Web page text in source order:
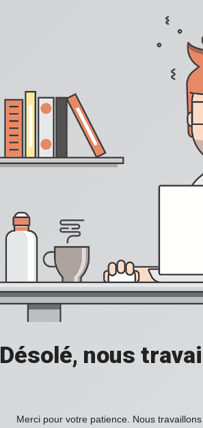
Désolé, nous
Merci pour votre patience. Nous